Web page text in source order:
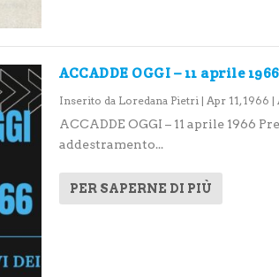
ACCADDE OGGI – 11 aprile
Inserito da Loredana Pietri | Apr 11, 1966 |
ACCADDE OGGI – 11 aprile 1966
addestramento...
PER SAPERNE DI PIÙ